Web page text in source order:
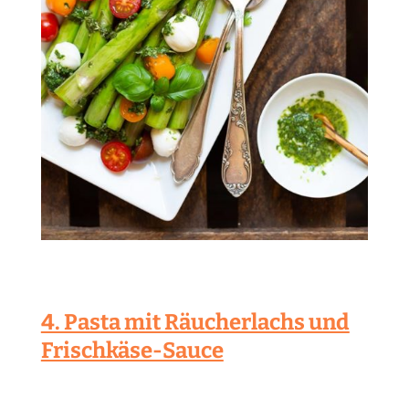
4. Pasta mit Räucherlachs und
Frischkäse-Sauce